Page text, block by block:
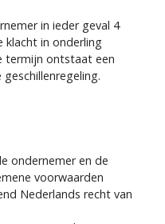
in ieder geval 4
klacht in onderling
termijn ontstaat een
ondernemer en de
voorwaarden
Nederlands recht van